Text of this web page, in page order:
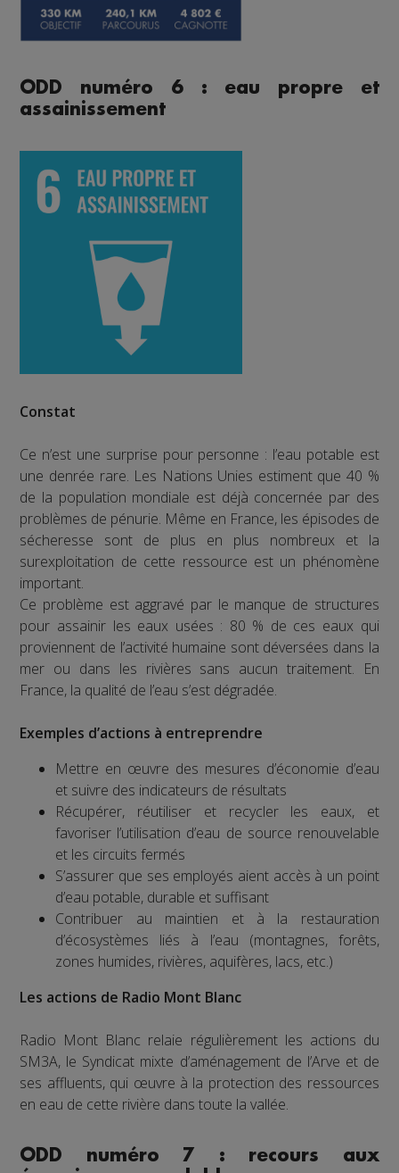
ODD numéro 6 : eau propre et
assainissement
Constat
Ce n’est une surprise pour personne : l’eau potable est
une denrée rare. Les Nations Unies estiment que 40 %
de la population mondiale est déjà concernée par des
problèmes de pénurie. Même en France, les épisodes de
sécheresse sont de plus en plus nombreux et la
surexploitation de cette ressource est un phénomène
important.
Ce problème est aggravé par le manque de structures
pour assainir les eaux usées : 80 % de ces eaux qui
proviennent de l’activité humaine sont déversées dans la
mer ou dans les rivières sans aucun traitement. En
France, la qualité de l’eau s’est dégradée.
Exemples d’actions à entreprendre
Mettre en œuvre des mesures d’économie d’eau
et suivre des indicateurs de résultats
Récupérer, réutiliser et recycler les eaux, et
favoriser l’utilisation d’eau de source renouvelable
et les circuits fermés
S’assurer que ses employés aient accès à un point
d’eau potable, durable et suffisant
Contribuer au maintien et à la restauration
d’écosystèmes liés à l’eau (montagnes, forêts,
zones humides, rivières, aquifères, lacs, etc.)
Les actions de Radio Mont Blanc
Radio Mont Blanc relaie régulièrement les actions du
SM3A, le Syndicat mixte d’aménagement de l’Arve et de
ses affluents, qui œuvre à la protection des ressources
en eau de cette rivière dans toute la vallée.
ODD numéro 7 : recours aux